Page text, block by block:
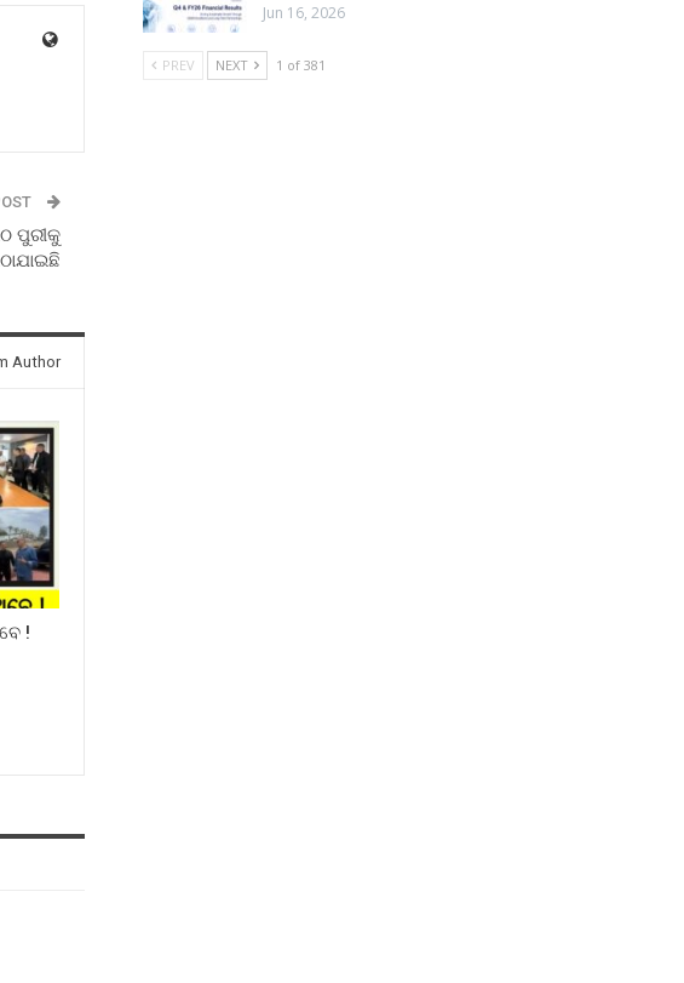
ପୁରୀକୁ
Author
!
Jun 16, 2026
PREV NEXT 1 of 381